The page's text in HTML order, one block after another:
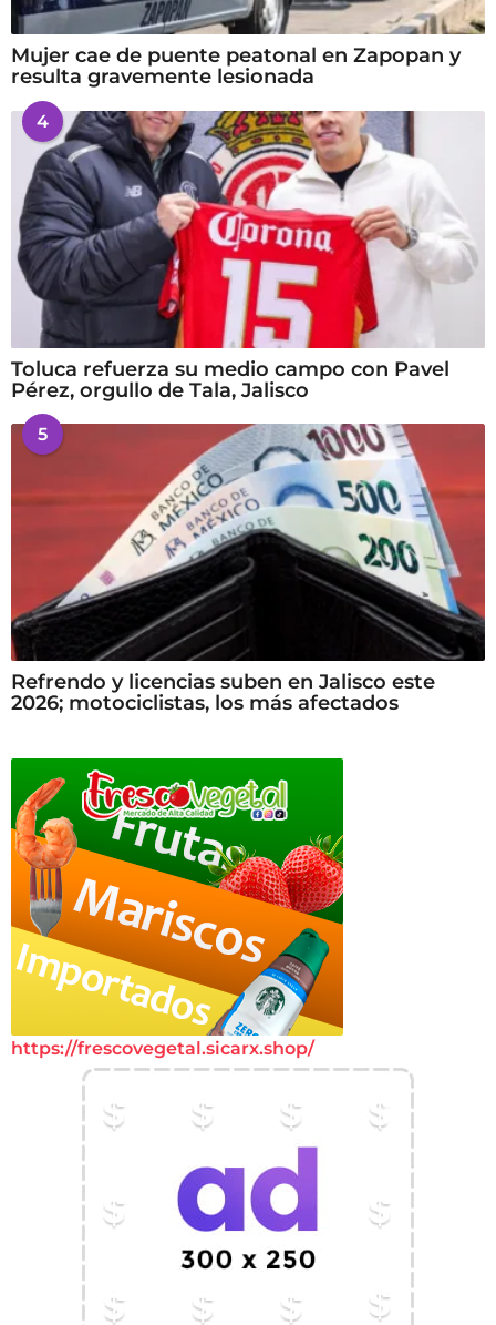
Mujer cae de puente peatonal en Zapopan y
resulta gravemente lesionada
4
Toluca refuerza su medio campo con Pavel
Pérez, orgullo de Tala, Jalisco
5
Refrendo y licencias suben en Jalisco este
2026; motociclistas, los más afectados
https://frescovegetal.sicarx.shop/